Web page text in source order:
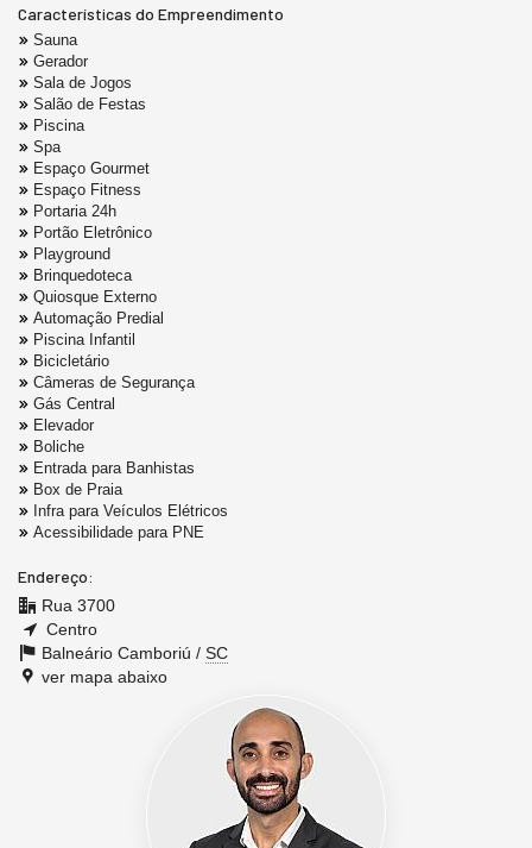
Características do Empreendimento
Sauna
Gerador
Sala de Jogos
Salão de Festas
Piscina
Spa
Espaço Gourmet
Espaço Fitness
Portaria 24h
Portão Eletrônico
Playground
Brinquedoteca
Quiosque Externo
Automação Predial
Piscina Infantil
Bicicletário
Câmeras de Segurança
Gás Central
Elevador
Boliche
Entrada para Banhistas
Box de Praia
Infra para Veículos Elétricos
Acessibilidade para PNE
Endereço:
Rua 3700
Centro
Balneário Camboriú / SC
ver mapa abaixo